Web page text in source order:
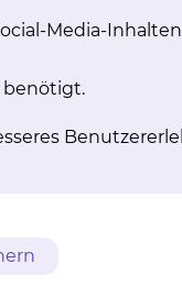
Betten jetzt
ihr Kind in
Media-
benötigt.